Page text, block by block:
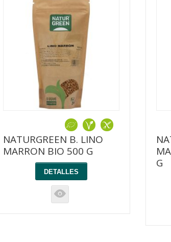
NATURGREEN B. LINO
MARRON BIO 500 G
DETALLES
K
G